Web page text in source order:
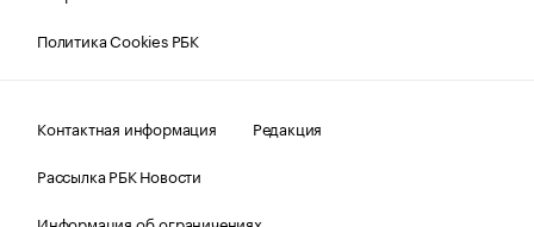
Политика Cookies РБК
Контактная информация
Редакция
Рассылка РБК Новости